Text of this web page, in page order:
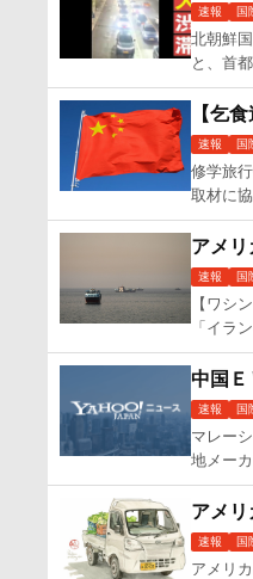
速報 国
北朝鮮
と、首
【乞
速報 国
修学旅
取材に
アメリ
速報 国
【ワシ
「イラ
中国Ｅ
速報 国
マレー
地メー
アメ
速報 国
アメリ